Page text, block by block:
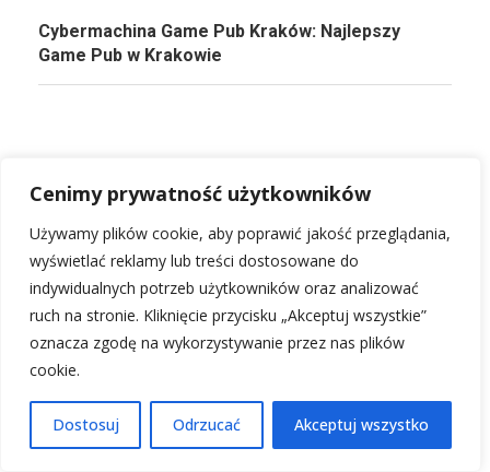
Cenimy prywatność użytkowników
Używamy plików cookie, aby poprawić jakość przeglądania,
wyświetlać reklamy lub treści dostosowane do
indywidualnych potrzeb użytkowników oraz analizować
ruch na stronie. Kliknięcie przycisku „Akceptuj wszystkie”
oznacza zgodę na wykorzystywanie przez nas plików
cookie.
Dostosuj Odrzucać Akceptuj wszystko
Cybermachina Game Pub Kraków: Najlepszy
Game Pub w Krakowie
Zapopradzie restauracja: Odkryj najlepsze lokale